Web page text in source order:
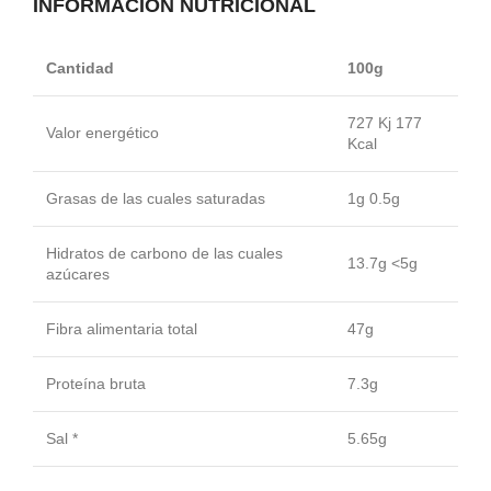
INFORMACIÓN NUTRICIONAL
Cantidad 100g
Valor energético
727 Kj 177
Kcal
Grasas de las cuales saturadas 1g 0.5g
Hidratos de carbono de las cuales
azúcares
13.7g <5g
Fibra alimentaria total 47g
Proteína bruta 7.3g
Sal * 5.65g